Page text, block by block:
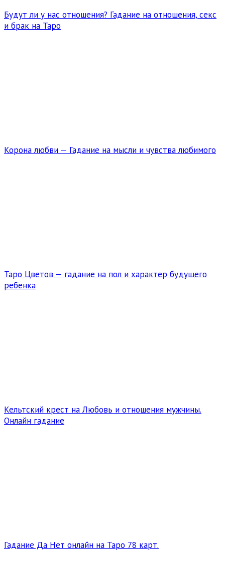
Будут ли у нас отношения? Гадание на отношения, секс
и брак на Таро
Корона любви — Гадание на мысли и чувства любимого
Таро Цветов — гадание на пол и характер будущего
ребенка
Кельтский крест на Любовь и отношения мужчины.
Онлайн гадание
Гадание Да Нет онлайн на Таро 78 карт.